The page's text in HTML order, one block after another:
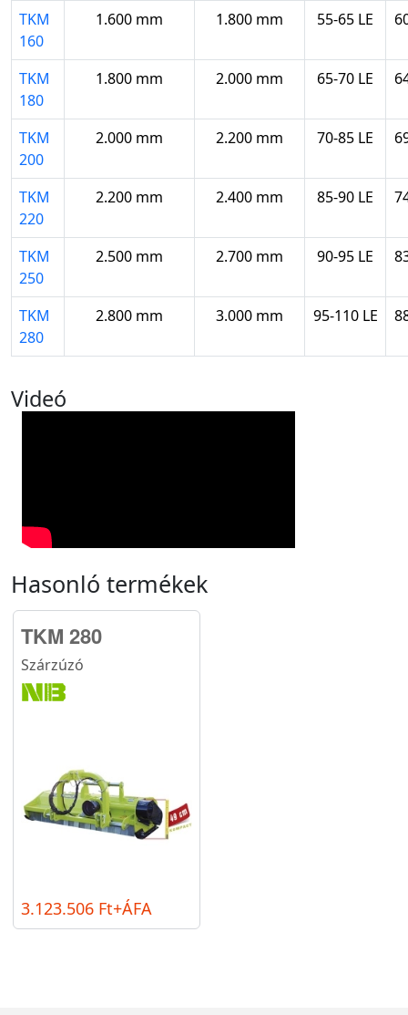
TKM
160
1.600 mm 1.800 mm 55-65 LE
TKM
180
1.800 mm 2.000 mm 65-70 LE
TKM
200
2.000 mm 2.200 mm 70-85 LE
TKM
220
2.200 mm 2.400 mm 85-90 LE
TKM
250
2.500 mm 2.700 mm 90-95 LE
TKM
280
2.800 mm 3.000 mm 95-110 LE
Videó
Hasonló termékek
TKM 280
Szárzúzó
3.123.506 Ft+ÁFA